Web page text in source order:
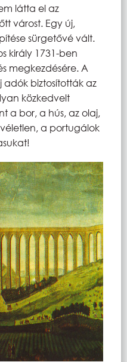
látta el az
várost. Egy új,
sürgetővé vált.
király 1731-ben
megkezdésére. A
adók biztosították az
közkedvelt
a bor, a hús, az olaj,
a portugálok